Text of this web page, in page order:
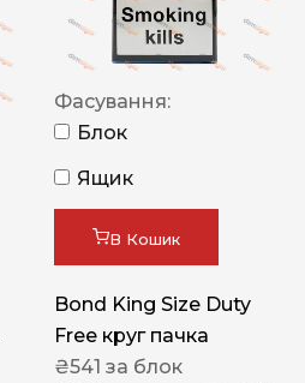
Фасування:
Блок
Ящик
В Кошик
Bond King Size Duty
Free круг пачка
₴541 за блок